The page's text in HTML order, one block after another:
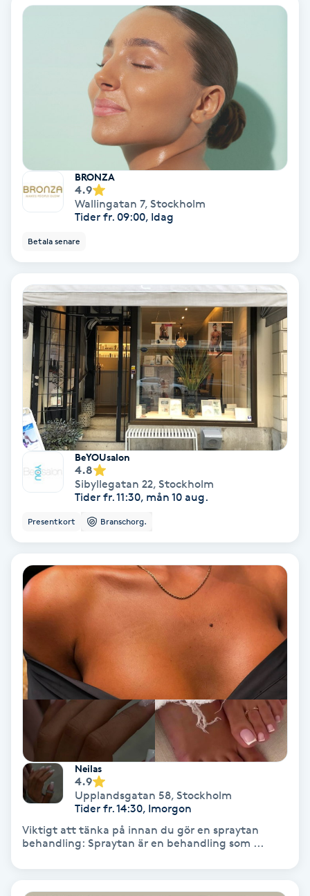
Manikyr & Pedikyr
Massage
Medial vägledning
Meditation
Medium
Megavolymfransar
Melasma
Mesoterapi
MicroPen
Microshading
Mixfransar
Nagelförlängning
Nagelförlängning akryl
Nagelförlängning gelé
Nagelförlängning glasfiber
Nagelförlängning silke
Nagelförstärkning
Nagelklippning
Nagelsvamp
BRONZA
4.9
Wallingatan 7, Stockholm
Tider fr. 09:00, Idag
Betala senare
BeYOUsalon
4.8
Sibyllegatan 22, Stockholm
Tider fr. 11:30, mån 10 aug.
Presentkort Branschorg.
Neilas
4.9
Upplandsgatan 58, Stockholm
Tider fr. 14:30, Imorgon
Viktigt att tänka på innan du gör en spraytan
behandling: Spraytan är en behandling som ...